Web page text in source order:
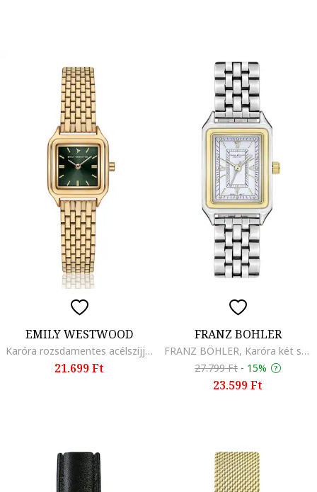
EMILY WESTWOOD
Karóra rozsdamentes acélszíjjal, Aranyszín
21.699 Ft
FRANZ BOHLER
FRANZ BÖHLER, Karóra két színárnyalatú dizájnnal, Ezüstszín
27.799 Ft - 15%
23.599 Ft